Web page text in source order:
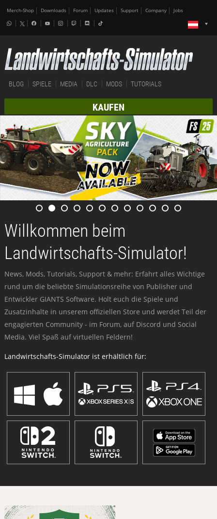
Merch-Shop Downloads Forum Updates Support Company Jobs
BLOG SPIELE MEDIA DLC MODS TUTORIALS
KAUFEN
Willkommen beim
Landwirtschafts-Simulator!
News, Mods, Tutorials, Support & mehr: Erfahrt alles Wichtige
rund um die beliebte Simulationsreihe von Publisher und
Entwickler GIANTS Software. Holt euch die Spiele und
Zusatzinhalte in unserem offiziellen Store und werdet Teil der
engagierten Community - im Forum, auf Discord und Social
Media. Viel Spaß auf virtuellen Feldern!
Landwirtschafts-Simulator ist erhältlich für: